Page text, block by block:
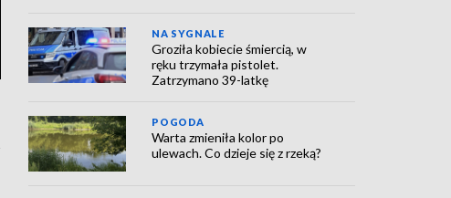
NA SYGNALE
Groziła kobiecie śmiercią, w
ręku trzymała pistolet.
Zatrzymano 39-latkę
POGODA
Warta zmieniła kolor po
ulewach. Co dzieje się z rzeką?